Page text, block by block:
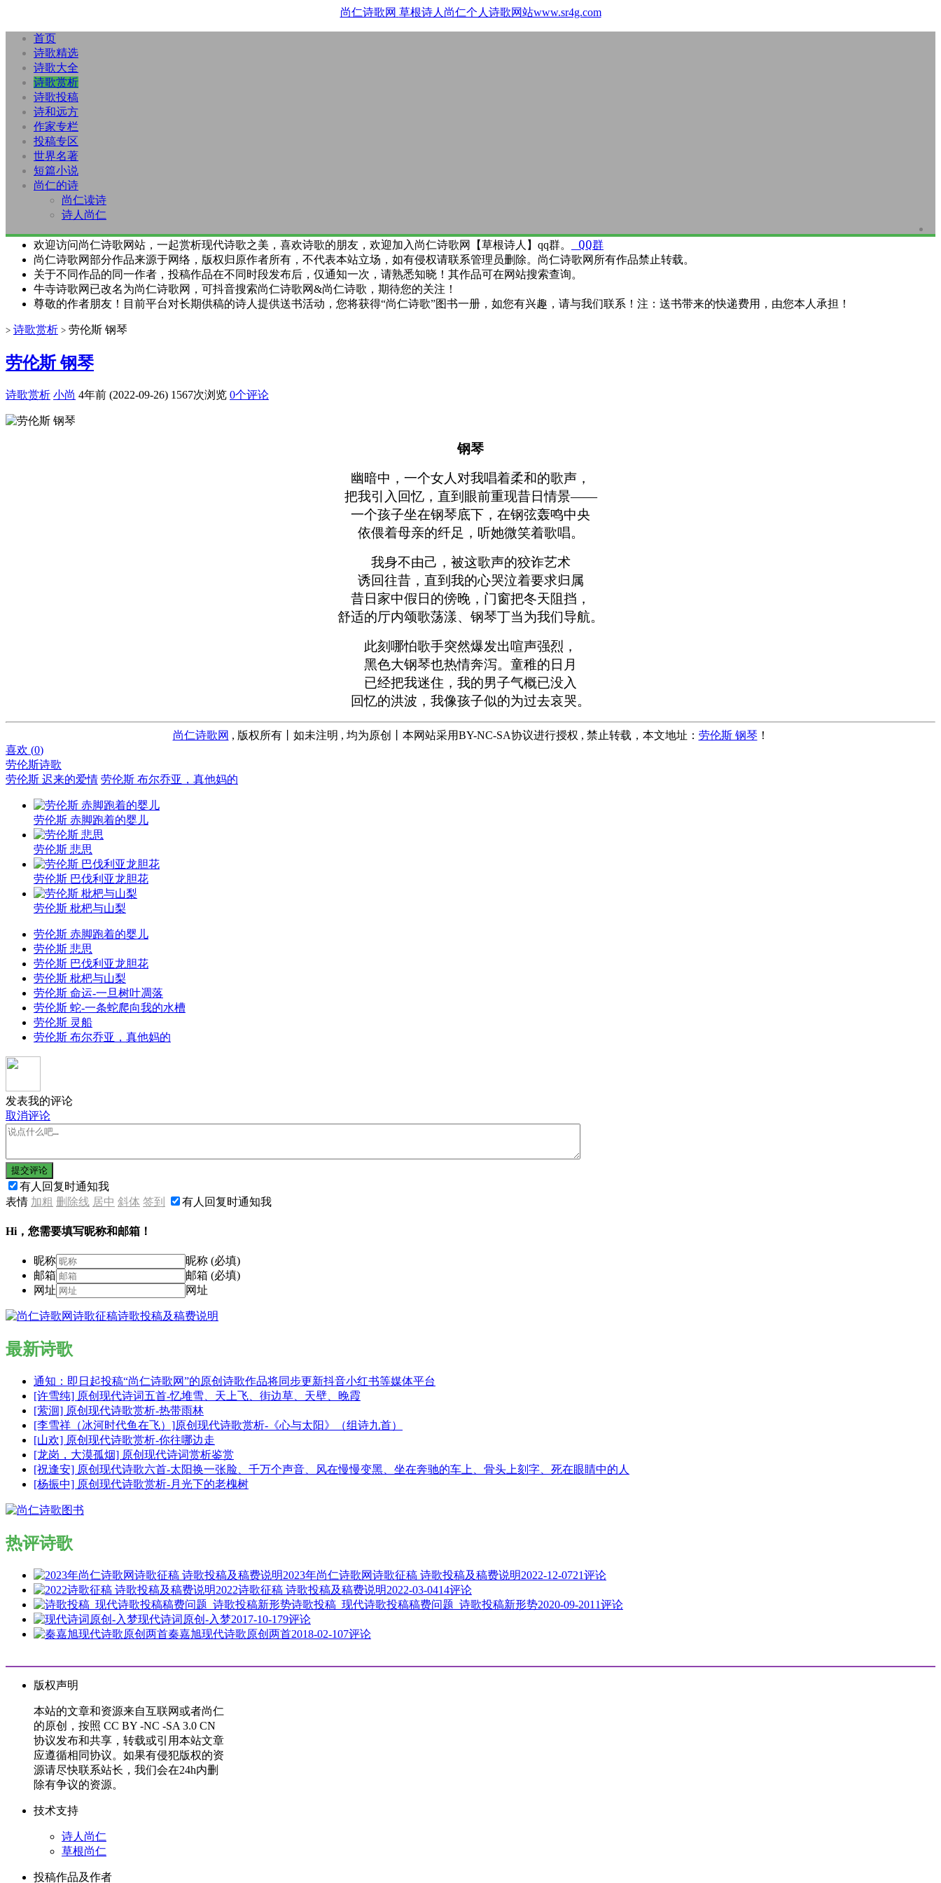
尚仁诗歌网 草根诗人尚仁个人诗歌网站www.sr4g.com
首页
诗歌精选
诗歌大全
诗歌赏析
诗歌投稿
诗和远方
作家专栏
投稿专区
世界名著
短篇小说
尚仁的诗
尚仁读诗
诗人尚仁
欢迎访问尚仁诗歌网站，一起赏析现代诗歌之美，喜欢诗歌的朋友，欢迎加入尚仁诗歌网【草根诗人】qq群。 QQ群
尚仁诗歌网部分作品来源于网络，版权归原作者所有，不代表本站立场，如有侵权请联系管理员删除。尚仁诗歌网所有作品禁止转载。
关于不同作品的同一作者，投稿作品在不同时段发布后，仅通知一次，请熟悉知晓！其作品可在网站搜索查询。
牛寺诗歌网已改名为尚仁诗歌网，可抖音搜索尚仁诗歌网&尚仁诗歌，期待您的关注！
尊敬的作者朋友！目前平台对长期供稿的诗人提供送书活动，您将获得“尚仁诗歌”图书一册，如您有兴趣，请与我们联系！注：送书带来的快递费用，由您本人承担！
> 诗歌赏析 > 劳伦斯 钢琴
劳伦斯 钢琴
诗歌赏析 小尚 4年前 (2022-09-26) 1567次浏览 0个评论
钢琴
幽暗中，一个女人对我唱着柔和的歌声，
把我引入回忆，直到眼前重现昔日情景——
一个孩子坐在钢琴底下，在钢弦轰鸣中央
依偎着母亲的纤足，听她微笑着歌唱。
我身不由己，被这歌声的狡诈艺术
诱回往昔，直到我的心哭泣着要求归属
昔日家中假日的傍晚，门窗把冬天阻挡，
舒适的厅内颂歌荡漾、钢琴丁当为我们导航。
此刻哪怕歌手突然爆发出喧声强烈，
黑色大钢琴也热情奔泻。童稚的日月
已经把我迷住，我的男子气概已没入
回忆的洪波，我像孩子似的为过去哀哭。
尚仁诗歌网 , 版权所有丨如未注明 , 均为原创丨本网站采用BY-NC-SA协议进行授权 , 禁止转载，本文地址： 劳伦斯 钢琴 ！
喜欢 (0)
劳伦斯诗歌
劳伦斯 迟来的爱情 劳伦斯 布尔乔亚，真他妈的
劳伦斯 赤脚跑着的婴儿
劳伦斯 悲思
劳伦斯 巴伐利亚龙胆花
劳伦斯 枇杷与山梨
劳伦斯 赤脚跑着的婴儿
劳伦斯 悲思
劳伦斯 巴伐利亚龙胆花
劳伦斯 枇杷与山梨
劳伦斯 命运-一旦树叶凋落
劳伦斯 蛇-一条蛇爬向我的水槽
劳伦斯 灵船
劳伦斯 布尔乔亚，真他妈的
发表我的评论
取消评论
提交评论
有人回复时通知我
表情 加粗 删除线 居中 斜体 签到 有人回复时通知我
Hi，您需要填写昵称和邮箱！
昵称
昵称 (必填)
邮箱
邮箱 (必填)
网址
网址
最新诗歌
通知：即日起投稿“尚仁诗歌网”的原创诗歌作品将同步更新抖音小红书等媒体平台
[许雪纯] 原创现代诗词五首-忆堆雪、天上飞、街边草、天壁、晚霞
[萦洄] 原创现代诗歌赏析-热带雨林
[李雪祥（冰河时代鱼在飞）]原创现代诗歌赏析-《心与太阳》（组诗九首）
[山欢] 原创现代诗歌赏析-你往哪边走
[龙岗，大漠孤烟] 原创现代诗词赏析鉴赏
[祝逢安] 原创现代诗歌六首-太阳换一张脸、千万个声音、风在慢慢变黑、坐在奔驰的车上、骨头上刻字、死在眼睛中的人
[杨振中] 原创现代诗歌赏析-月光下的老槐树
热评诗歌
2023年尚仁诗歌网诗歌征稿 诗歌投稿及稿费说明2022-12-0721评论
2022诗歌征稿 诗歌投稿及稿费说明2022-03-0414评论
诗歌投稿_现代诗歌投稿稿费问题_诗歌投稿新形势2020-09-2011评论
现代诗词原创-入梦2017-10-179评论
秦嘉旭现代诗歌原创两首2018-02-107评论
版权声明
本站的文章和资源来自互联网或者尚仁
的原创，按照 CC BY -NC -SA 3.0 CN
协议发布和共享，转载或引用本站文章
应遵循相同协议。如果有侵犯版权的资
源请尽快联系站长，我们会在24h内删
除有争议的资源。
技术支持
诗人尚仁
草根尚仁
投稿作品及作者